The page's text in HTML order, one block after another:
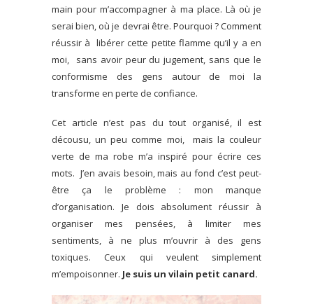
main pour m’accompagner à ma place. Là où je
serai bien, où je devrai être. Pourquoi ? Comment
réussir à libérer cette petite flamme qu’il y a en
moi, sans avoir peur du jugement, sans que le
conformisme des gens autour de moi la
transforme en perte de confiance.
Cet article n’est pas du tout organisé, il est
décousu, un peu comme moi, mais la couleur
verte de ma robe m’a inspiré pour écrire ces
mots. J’en avais besoin, mais au fond c’est peut-
être ça le problème : mon manque
d’organisation. Je dois absolument réussir à
organiser mes pensées, à limiter mes
sentiments, à ne plus m’ouvrir à des gens
toxiques. Ceux qui veulent simplement
m’empoisonner. Je suis un vilain petit canard.